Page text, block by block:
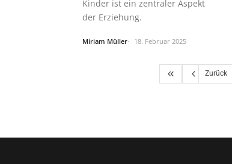
Kinder ist ein zentraler Aspekt
der Erziehung.
Miriam Müller 18. Februar 2025
Zurück